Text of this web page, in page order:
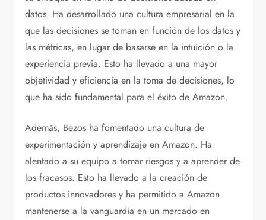
datos. Ha desarrollado una cultura empresarial en la
que las decisiones se toman en función de los datos y
las métricas, en lugar de basarse en la intuición o la
experiencia previa. Esto ha llevado a una mayor
objetividad y eficiencia en la toma de decisiones, lo
que ha sido fundamental para el éxito de Amazon.
Además, Bezos ha fomentado una cultura de
experimentación y aprendizaje en Amazon. Ha
alentado a su equipo a tomar riesgos y a aprender de
los fracasos. Esto ha llevado a la creación de
productos innovadores y ha permitido a Amazon
mantenerse a la vanguardia en un mercado en